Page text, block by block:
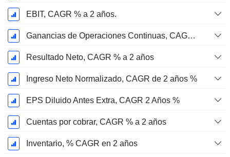
EBIT, CAGR % a 2 años.
Ganancias de Operaciones Continuas, CAGR % en 2 años
Resultado Neto, CAGR % a 2 años
Ingreso Neto Normalizado, CAGR de 2 años %
EPS Diluido Antes Extra, CAGR 2 Años %
Cuentas por cobrar, CAGR % a 2 años
Inventario, % CAGR en 2 años